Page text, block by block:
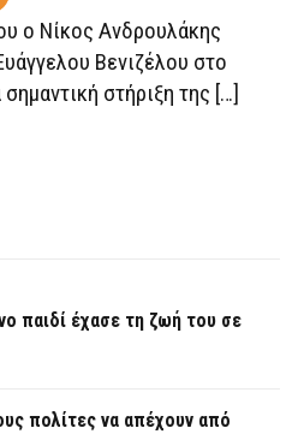
ΚΥΒΈΡΝΗΣΗ
ο Νίκος Ανδρουλάκης
Βενιζέλου στο
στήριξη της […]
παιδί έχασε τη ζωή του σε
πολίτες να απέχουν από